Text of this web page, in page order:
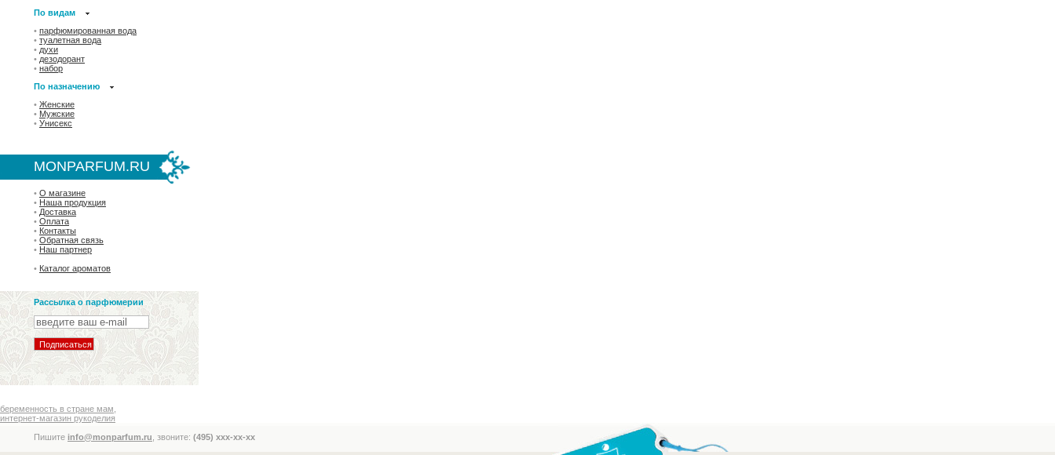
По видам
• парфюмированная вода
• туалетная вода
• духи
• дезодорант
• набор
По назначению
• Женские
• Мужские
• Унисекс
MONPARFUM.RU
• О магазине
• Наша продукция
• Доставка
• Оплата
• Контакты
• Обратная связь
• Наш партнер
• Каталог ароматов
Рассылка о парфюмерии
беременность в стране мам
интернет-магазин рукоделия
Пишите info@monparfum.ru , звоните: (495) xxx-xx-xx